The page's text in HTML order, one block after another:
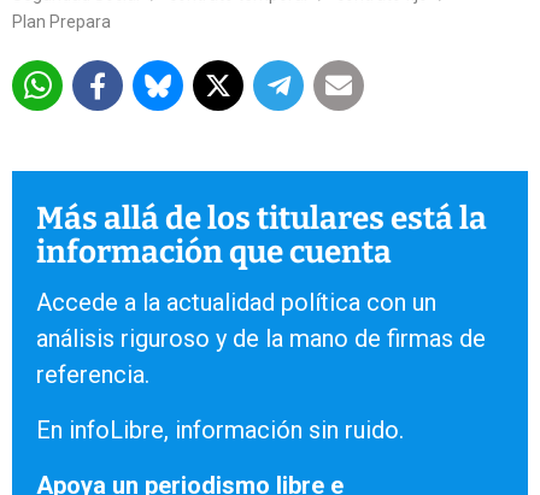
Plan Prepara
Más allá de los titulares está la
información que cuenta
Accede a la actualidad política con un
análisis riguroso y de la mano de firmas de
referencia.
En infoLibre, información sin ruido.
Apoya un periodismo libre e